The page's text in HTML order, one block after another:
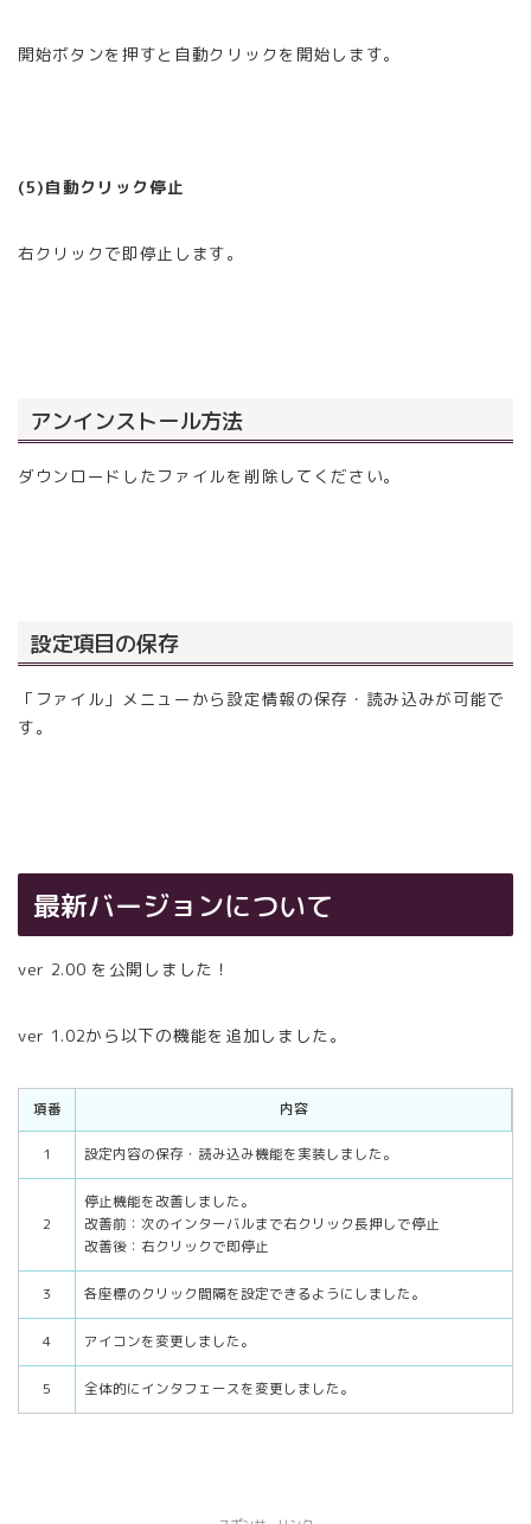
開始ボタンを押すと自動クリックを開始します。
(5)自動クリック停止
右クリックで即停止します。
アンインストール方法
ダウンロードしたファイルを削除してください。
設定項目の保存
「ファイル」メニューから設定情報の保存・読み込みが可能で
す。
最新バージョンについて
ver 2.00 を公開しました！
ver 1.02から以下の機能を追加しました。
項番 内容
1 設定内容の保存・読み込み機能を実装しました。
2
停止機能を改善しました。
改善前：次のインターバルまで右クリック長押しで停止
改善後：右クリックで即停止
3 各座標のクリック間隔を設定できるようにしました。
4 アイコンを変更しました。
5 全体的にインタフェースを変更しました。